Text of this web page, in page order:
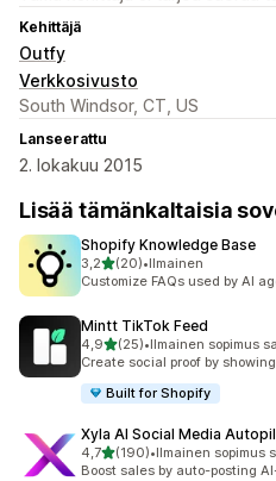
Kehittäjä
Outfy
Verkkosivusto
South Windsor, CT, US
Lanseerattu
2. lokakuu 2015
Lisää tämänkaltaisia
Shopify Knowledge Base
3,2/ 5 tähteä
(20)
20 arvostelua yhteensä
•Ilmainen
Customize FAQs used by AI
Mintt TikTok Feed
4,9/ 5 tähteä
(25)
25 arvostelua yhteensä
•Ilmainen sopimus
Create social proof by
Built for Shopify
Xyla AI Social Media
4,7/ 5 tähteä
(190)
190 arvostelua yhteensä
•Ilmainen sopimus
Boost sales by auto-posting